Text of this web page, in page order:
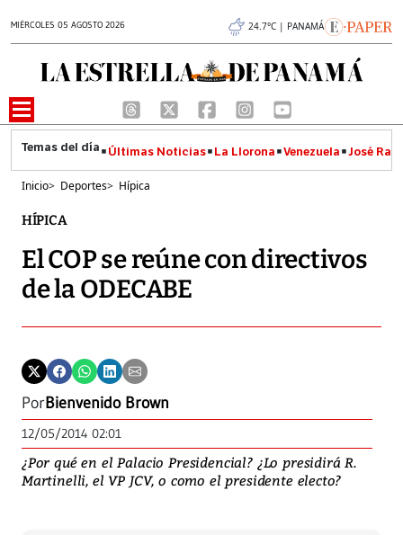
MIÉRCOLES 05 AGOSTO 2026 24.7°C | PANAMÁ
Últimas Noticias La Llorona Venezuela José
Inicio> Deportes> Hípica
HÍPICA
El COP se reúne con directivos
de la ODECABE
PorBienvenido Brown
12/05/2014 02:01
¿Por qué en el Palacio Presidencial? ¿Lo presidirá R.
Martinelli, el VP JCV, o como el presidente electo?